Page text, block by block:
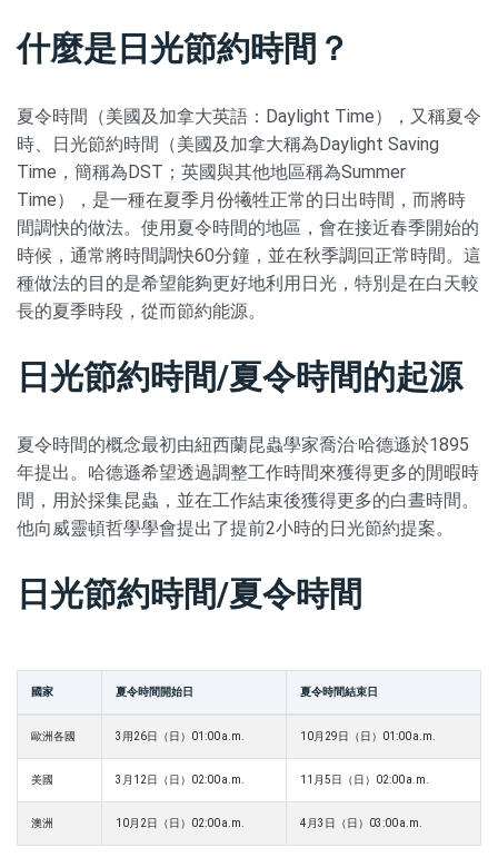
什麼是日光節約時間？
夏令時間（美國及加拿大英語：Daylight Time），又稱夏令
時、日光節約時間（美國及加拿大稱為Daylight Saving
Time，簡稱為DST；英國與其他地區稱為Summer
Time），是一種在夏季月份犧牲正常的日出時間，而將時
間調快的做法。使用夏令時間的地區，會在接近春季開始的
時候，通常將時間調快60分鐘，並在秋季調回正常時間。這
種做法的目的是希望能夠更好地利用日光，特別是在白天較
長的夏季時段，從而節約能源。
日光節約時間/夏令時間的起源
夏令時間的概念最初由紐西蘭昆蟲學家喬治·哈德遜於1895
年提出。哈德遜希望透過調整工作時間來獲得更多的閒暇時
間，用於採集昆蟲，並在工作結束後獲得更多的白晝時間。
他向威靈頓哲學學會提出了提前2小時的日光節約提案。
日光節約時間/夏令時間
國家 夏令時間開始日 夏令時間結束日
歐洲各國 3用26日（日）01:00 a.m. 10月29日（日）01:00 a.m.
美國 3月12日（日）02:00 a.m. 11月5日（日）02:00 a.m.
澳洲 10月2日（日）02:00 a.m. 4月3日（日）03:00 a.m.